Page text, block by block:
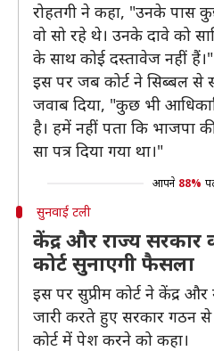
रोहतगी ने कहा, "उनके पास
वो सो रहे थे। उनके दावे को
के साथ कोई दस्तावेज नहीं हैं।"
इस पर जब कोर्ट ने सिब्बल से
जवाब दिया, "कुछ भी
है। हमें नहीं पता कि भाजपा
सा पत्र दिया गया था।"
आपने 88%
सुनवाई टली
केंद्र और राज्य सरकार
कोर्ट सुनाएगी फैसला
इस पर सुप्रीम कोर्ट ने केंद्र और
जारी करते हुए सरकार गठन
कोर्ट में पेश करने को कहा।